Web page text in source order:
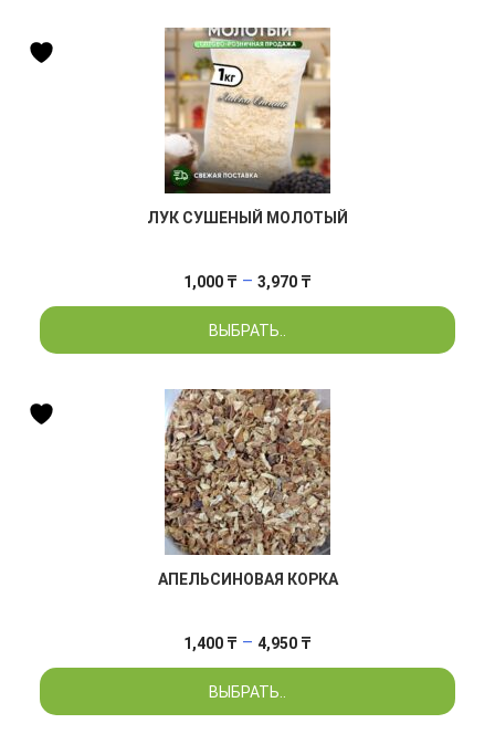
ЛУК СУШЕНЫЙ МОЛОТЫЙ
1,000 ₸ – 3,970 ₸
цен:
–
3,970 ₸
ВЫБРАТЬ..
АПЕЛЬСИНОВАЯ КОРКА
1,400 ₸ – 4,950 ₸
цен:
–
ВЫБРАТЬ..